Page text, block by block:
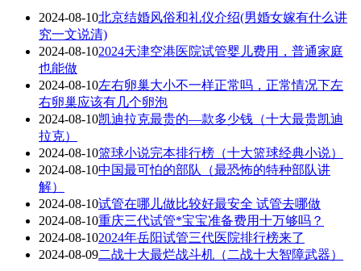
2024-08-10北京结婚风俗和礼仪介绍(男婚女嫁有什么讲
究一文说清)
2024-08-102024天津空港医院试管婴儿费用，普通家庭
也能做
2024-08-10左右卵巢大小不一样正常吗，正常情况下左
右卵巢应该有几个卵泡
2024-08-10凯迪拉克最贵的—款多少钱（十大最贵凯迪
拉克）
2024-08-10篮球小说完本排行榜（十大篮球经典小说）
2024-08-10中国最可怕的部队（最恐怖的特种部队讲
解）
2024-08-10试管在哪儿做比较好最安全 试管去哪做
2024-08-10重庆三代试管*宝宝准备费用十万够吗？
2024-08-102024年岳阳试管三代医院排行榜来了
2024-08-09二战十大最烂战斗机（二战十大智障武器）